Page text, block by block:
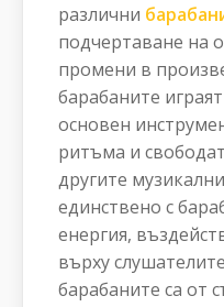
различни
подчертаване на
промени в
барабаните
основен
ритъма и
другите
единствено с
енергия,
върху
барабаните са от